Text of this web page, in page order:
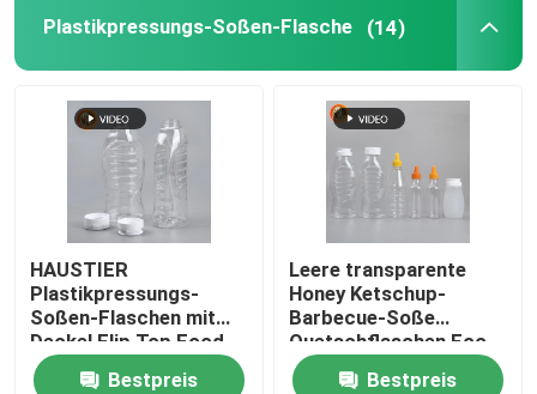
Plastikpressungs-Soßen-Flasche (14)
HAUSTIER
Plastikpressungs-
Soßen-Flaschen mit
Deckel Flip Top Food
Grade
Bestpreis
Leere transparente
Honey Ketschup-
Barbecue-Soße
Quetschflaschen Eco
freundlich
Bestpreis